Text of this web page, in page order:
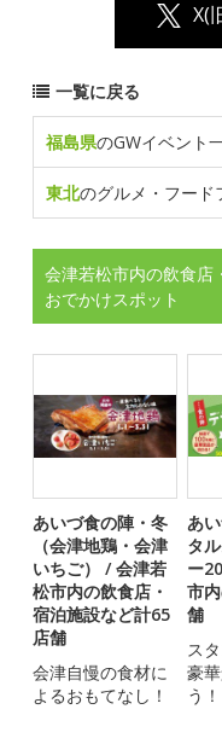
X(
一覧に戻る
福島県のGWイベント
東北のグルメ・フード
会津若松市内の飲食店
おでかけスポット
あいづ食の陣・冬
（会津地鶏・会津
いちご） / 会津若
松市内の飲食店・
宿泊施設など計65
店舗
会津自慢の食材に
よるおもてなし！
あ
タ
ー
市
舗
ス
豪
う！